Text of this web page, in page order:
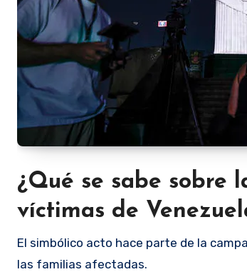
¿Qué se sabe sobre
víctimas de
El simbólico acto hace parte de la
las familias afectadas.